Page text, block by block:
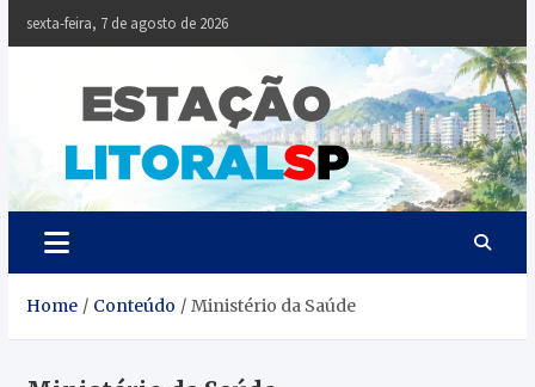
sexta-feira, 7 de agosto de 2026
Litoral
Notícias da
Baixada Santista
Home Conteúdo Ministério da Saúde